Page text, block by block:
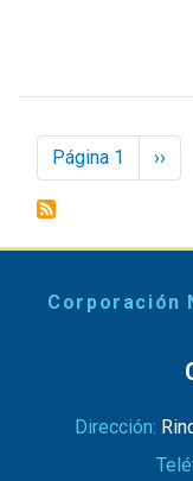
Paginación
Página 1
Next
page
››
Corporación
Dirección: